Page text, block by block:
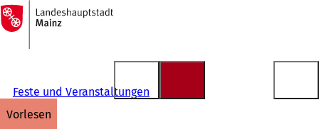
Inhalt anspringen
Zur
Startseite
Feste und Veranstaltungen
vorlesen